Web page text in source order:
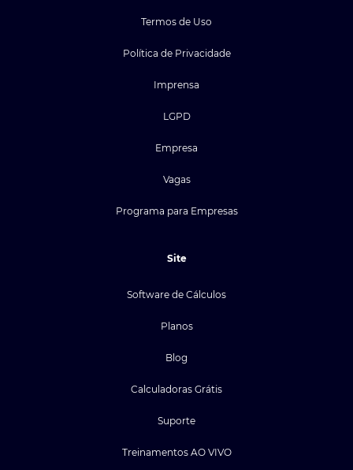
Termos de Uso
Política de Privacidade
Imprensa
LGPD
Empresa
Vagas
Programa para Empresas
Site
Software de Cálculos
Planos
Blog
Calculadoras Grátis
Suporte
Treinamentos AO VIVO